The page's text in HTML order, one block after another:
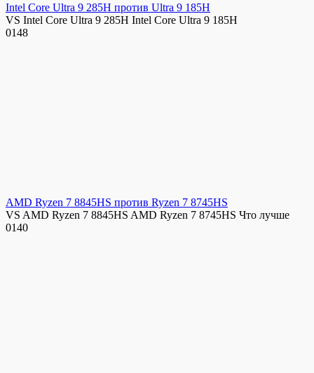
Intel Core Ultra 9 285H против Ultra 9 185H
VS Intel Core Ultra 9 285H Intel Core Ultra 9 185H
0148
AMD Ryzen 7 8845HS против Ryzen 7 8745HS
VS AMD Ryzen 7 8845HS AMD Ryzen 7 8745HS Что лучше
0140